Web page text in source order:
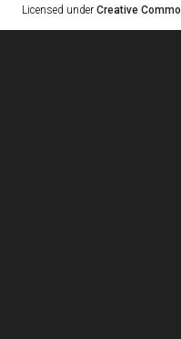
Licensed under Creative